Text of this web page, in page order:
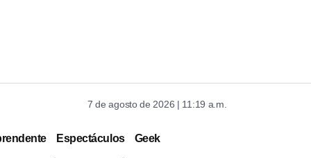
7 de agosto de 2026 | 11:19 a.m.
Espectáculos Geek